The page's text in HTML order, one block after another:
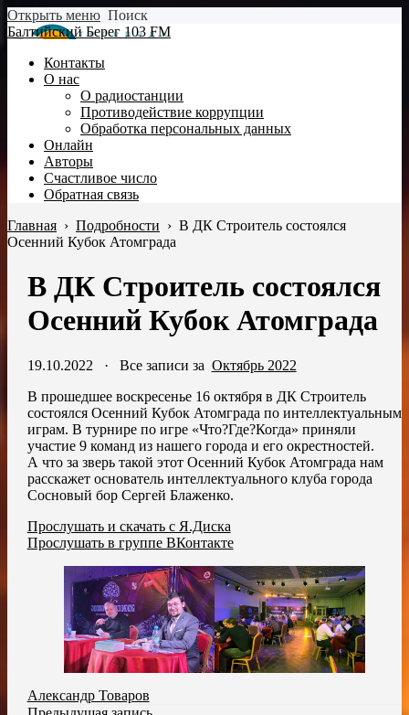
Открыть меню Поиск
Балтийский Берег 103 FM
Контакты
О нас
О радиостанции
Противодействие коррупции
Обработка персональных данных
Онлайн
Авторы
Счастливое число
Обратная связь
Главная › Подробности › В ДК Строитель состоялся
Осенний Кубок Атомграда
В ДК Строитель состоялся
Осенний Кубок Атомграда
19.10.2022 · Все записи за Октябрь 2022
В прошедшее воскресенье 16 октября в ДК Строитель
состоялся Осенний Кубок Атомграда по интеллектуальным
играм. В турнире по игре «Что?Где?Когда» приняли
участие 9 команд из нашего города и его окрестностей.
А что за зверь такой этот Осенний Кубок Атомграда нам
расскажет основатель интеллектуального клуба города
Сосновый бор Сергей Блаженко.
Прослушать и скачать с Я.Диска
Прослушать в группе ВКонтакте
Александр Товаров